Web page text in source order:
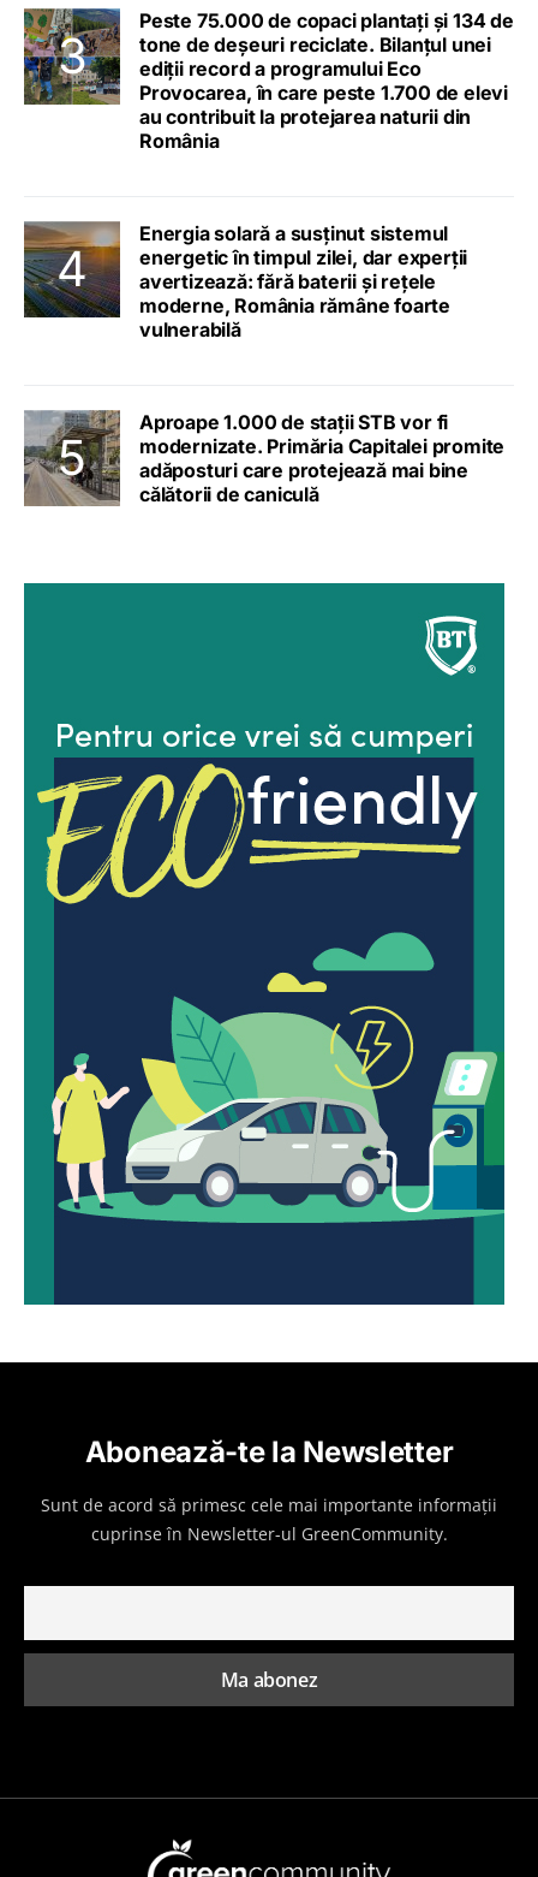
Peste 75.000 de copaci plantați și 134 de
tone de deșeuri reciclate. Bilanțul unei
ediții record a programului Eco
Provocarea, în care peste 1.700 de elevi
au contribuit la protejarea naturii din
România
Energia solară a susținut sistemul
energetic în timpul zilei, dar experții
avertizează: fără baterii și rețele
moderne, România rămâne foarte
vulnerabilă
Aproape 1.000 de stații STB vor fi
modernizate. Primăria Capitalei promite
adăposturi care protejează mai bine
călătorii de caniculă
Abonează-te la Newsletter
Sunt de acord să primesc cele mai importante informații
cuprinse în Newsletter-ul GreenCommunity.